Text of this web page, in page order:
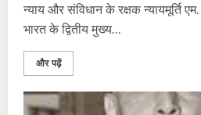
न्याय और संविधान के रक्षक न्यायमूर्ति
भारत के द्वितीय मुख्य...
और पढ़ें